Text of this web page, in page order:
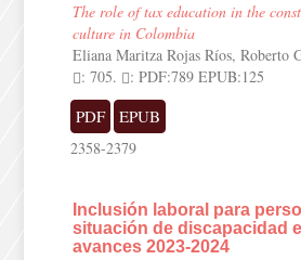
The role of tax education in the
culture in Colombia
Eliana Maritza Rojas Ríos, Roberto
: 705.
: PDF:789 EPUB:125
PDF EPUB
2358-2379
Inclusión laboral para
situación de discapacidad
avances 2023-2024